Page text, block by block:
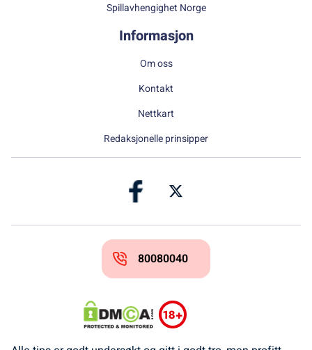
Spillavhengighet Norge
Informasjon
Om oss
Kontakt
Nettkart
Redaksjonelle prinsipper
80080040